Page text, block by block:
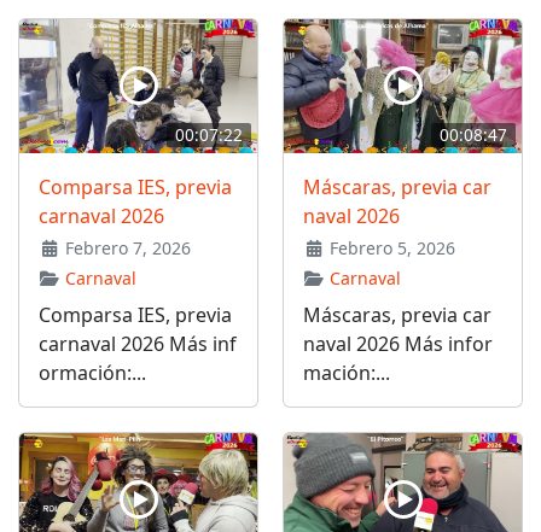
00:07:22
Comparsa IES, previa
carnaval 2026
Febrero 7, 2026
Carnaval
Comparsa IES, previa
carnaval 2026 Más inf
ormación:...
00:08:47
Máscaras, previa car
naval 2026
Febrero 5, 2026
Carnaval
Máscaras, previa car
naval 2026 Más infor
mación:...